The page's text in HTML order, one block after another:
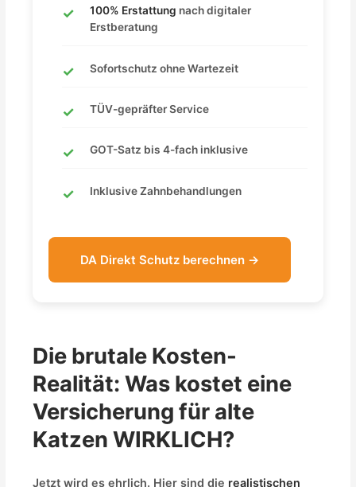
100% Erstattung nach digitaler
Erstberatung
Sofortschutz ohne Wartezeit
TÜV-gepräfter Service
GOT-Satz bis 4-fach inklusive
Inklusive Zahnbehandlungen
DA Direkt Schutz berechnen →
Die brutale Kosten-
Realität: Was kostet eine
Versicherung für alte
Katzen WIRKLICH?
Jetzt wird es ehrlich. Hier sind die realistischen